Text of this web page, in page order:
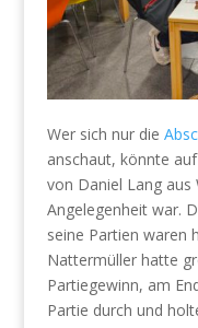
Wer sich nur die
anschaut, könnte
von Daniel Lang aus
Angelegenheit war.
seine Partien waren
Nattermüller hatte
Partiegewinn, am
Partie durch und